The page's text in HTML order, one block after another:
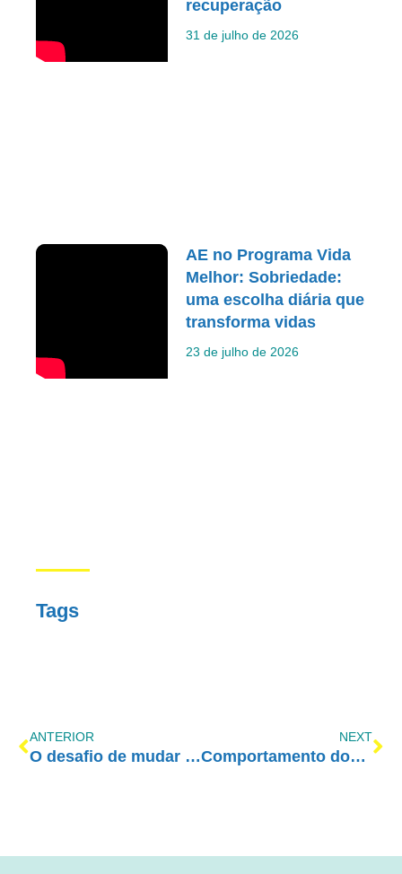
recuperação
31 de julho de 2026
AE no Programa Vida
Melhor: Sobriedade:
uma escolha diária que
transforma vidas
23 de julho de 2026
Tags
ANTERIOR
O desafio de mudar a si para encarar o drama das drogas dentro da família
NEXT
Comportamento dos Pais Influencia o Risco de Adolescentes se Envolverem com Drogas, Bullying e Sexo sem Proteção